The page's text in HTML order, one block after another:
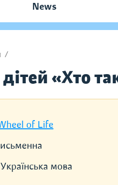
News
/
«Хто
of Life
Українська мова